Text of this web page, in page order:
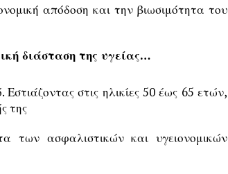
απόδοση και την βιωσιμότητα του
διάσταση της υγείας…
στις ηλικίες 50 έως 65 ετών,
της
των ασφαλιστικών και υγειονομικών